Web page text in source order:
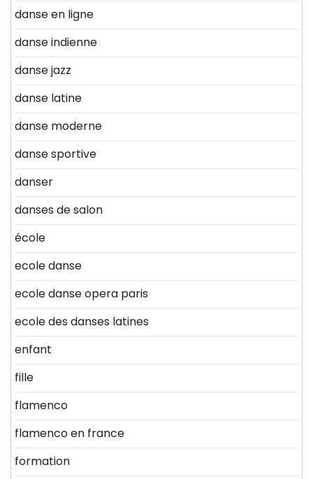
danse en ligne
danse indienne
danse jazz
danse latine
danse moderne
danse sportive
danser
danses de salon
école
ecole danse
ecole danse opera paris
ecole des danses latines
enfant
fille
flamenco
flamenco en france
formation